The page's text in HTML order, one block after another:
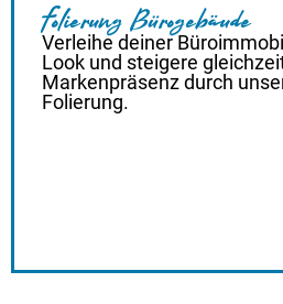
Folierung Bürogebäude
Verleihe deiner
Look und steigere
Markenpräsenz durch
Folierung.